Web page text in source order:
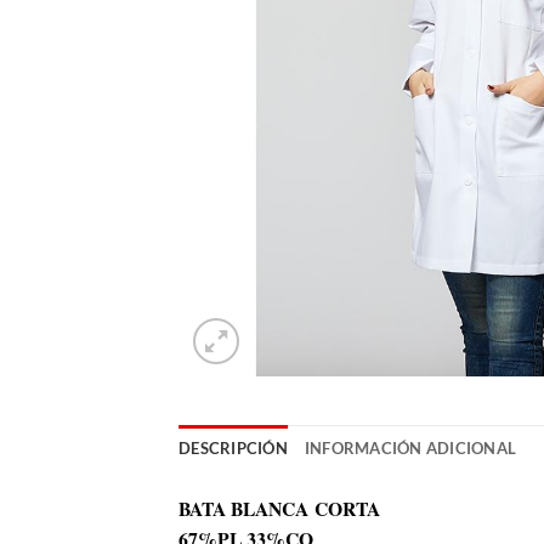
DESCRIPCIÓN INFORMACIÓN ADICIONAL
BATA BLANCA CORTA